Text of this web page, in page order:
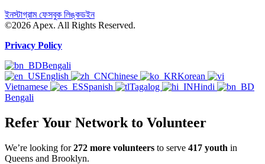
ইনস্টাগ্রাম ফেসবুক লিঙ্কডইন
©2026 Apex. All Rights Reserved.
Privacy Policy
Bengali
English
Chinese
Korean
Vietnamese
Spanish Tagalog
Hindi
Bengali
Refer Your Network to Volunteer
We’re looking for272 more volunteers to serve 417 youth in
Queens and Brooklyn.